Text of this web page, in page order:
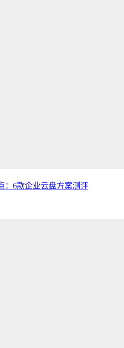
：6款企业云盘方案测评